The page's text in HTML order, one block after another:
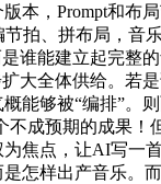
，Prompt和
拍、拼布局，
谁能建立起完整
大全体供给。
够被“编排”
成预期的成果
焦点，让AI写
样出产音乐。